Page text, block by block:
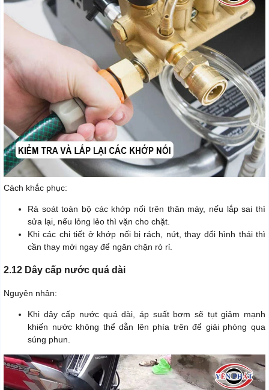
Cách khắc phục:
Rà soát toàn bộ các khớp nối trên thân máy, nếu lắp sai thì
sửa lại, nếu lỏng lẻo thì vặn cho chặt.
Khi các chi tiết ở khớp nối bị rách, nứt, thay đổi hình thái thì
cần thay mới ngay để ngăn chặn rò rỉ.
2.12 Dây cấp nước quá dài
Nguyên nhân:
Khi dây cấp nước quá dài, áp suất bơm sẽ tụt giảm mạnh
khiến nước không thể dẫn lên phía trên để giải phóng qua
súng phun.